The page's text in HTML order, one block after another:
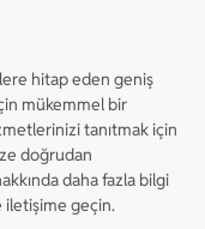
hitap eden geniş
mükemmel bir
tanıtmak için
doğrudan
daha fazla bilgi
geçin.